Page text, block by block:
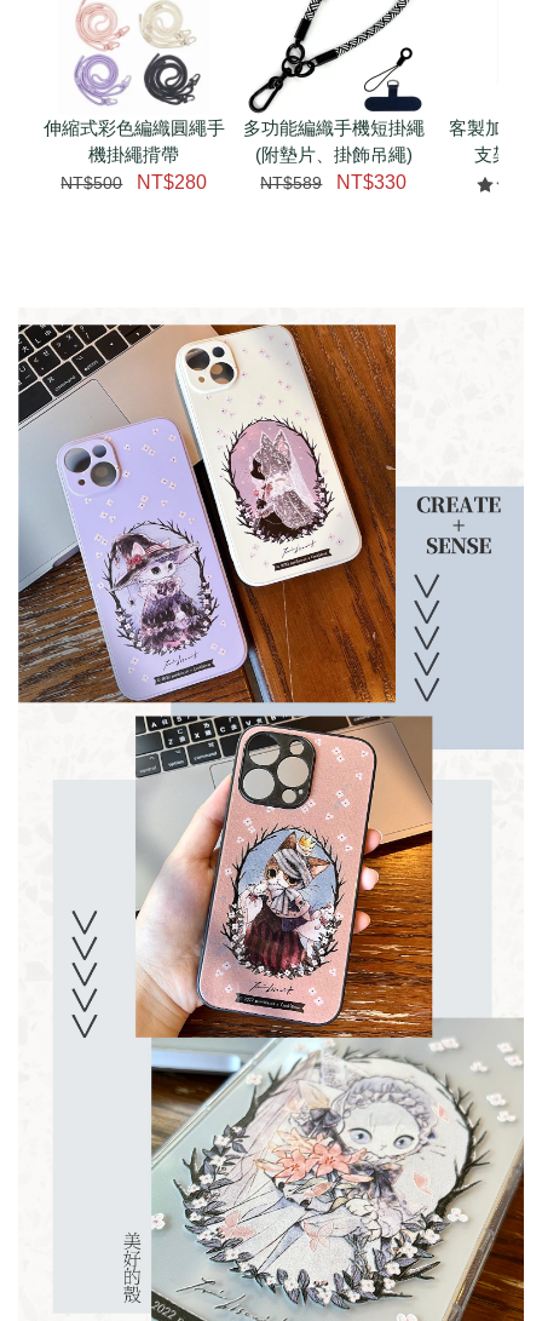
瀏覽更多
伸縮式彩色編織圓繩手
機掛繩揹帶
NT$500 NT$280
多功能編織手機短掛繩
(附墊片、掛飾吊繩)
NT$589 NT$330
客製加購
支架 腕